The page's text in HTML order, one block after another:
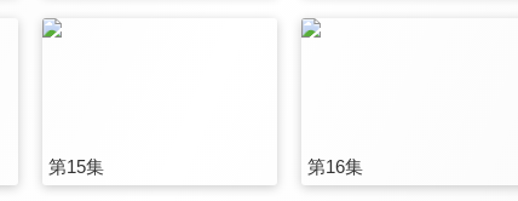
第15集 第16集